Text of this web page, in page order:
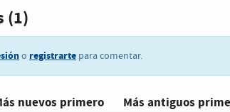
(1)
o registrarte para comentar.
nuevos primero Más antiguos